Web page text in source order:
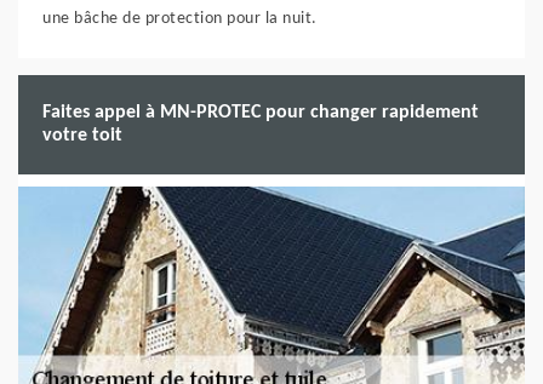
une bâche de protection pour la nuit.
Faites appel à MN-PROTEC pour changer rapidement
votre toit